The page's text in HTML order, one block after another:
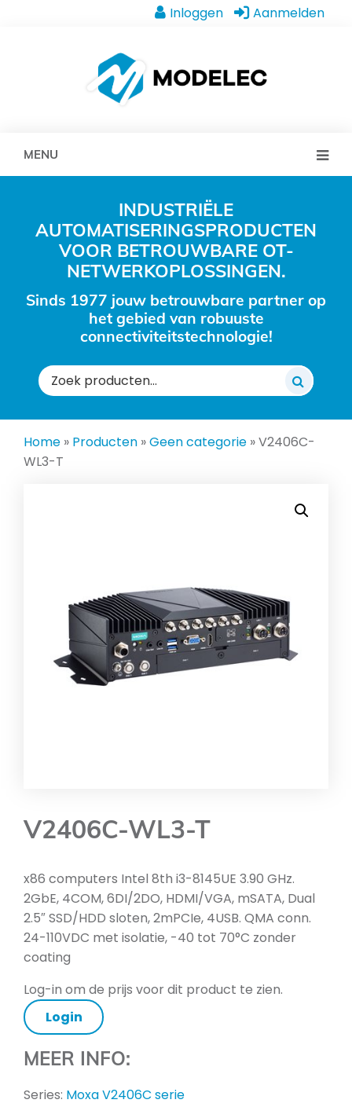
Inloggen Aanmelden
MENU
INDUSTRIËLE
AUTOMATISERINGSPRODUCTEN
VOOR BETROUWBARE OT-
NETWERKOPLOSSINGEN.
Sinds 1977 jouw betrouwbare partner op
het gebied van robuuste
connectiviteitstechnologie!
Zoeken
naar:
Home » Producten »Geen categorie »V2406C-
WL3-T
V2406C-WL3-T
x86 computers Intel 8th i3-8145UE 3.90 GHz.
2GbE, 4COM, 6DI/2DO, HDMI/VGA, mSATA, Dual
2.5″ SSD/HDD sloten, 2mPCIe, 4USB. QMA conn.
24-110VDC met isolatie, -40 tot 70°C zonder
coating
Log-in om de prijs voor dit product te zien.
Login
MEER INFO:
Series: Moxa V2406C serie